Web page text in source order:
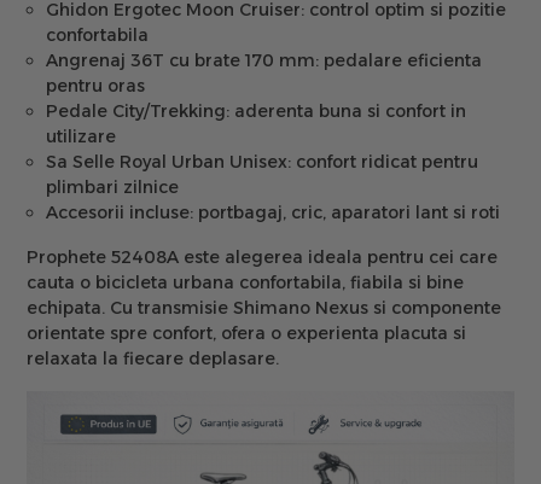
Ghidon Ergotec Moon Cruiser: control optim si pozitie
confortabila
Angrenaj 36T cu brate 170 mm: pedalare eficienta
pentru oras
Pedale City/Trekking: aderenta buna si confort in
utilizare
Sa Selle Royal Urban Unisex: confort ridicat pentru
plimbari zilnice
Accesorii incluse: portbagaj, cric, aparatori lant si roti
Prophete 52408A este alegerea ideala pentru cei care
cauta o bicicleta urbana confortabila, fiabila si bine
echipata. Cu transmisie Shimano Nexus si componente
orientate spre confort, ofera o experienta placuta si
relaxata la fiecare deplasare.